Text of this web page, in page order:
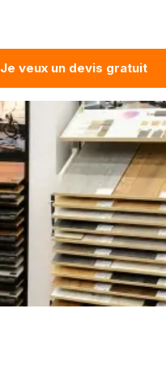
Je veux un devis gratuit